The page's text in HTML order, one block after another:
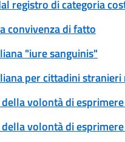
registro di categoria
convivenza di fatto
"iure sanguinis"
per cittadini
volontà di
volontà di